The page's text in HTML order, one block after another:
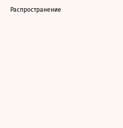
Распространение